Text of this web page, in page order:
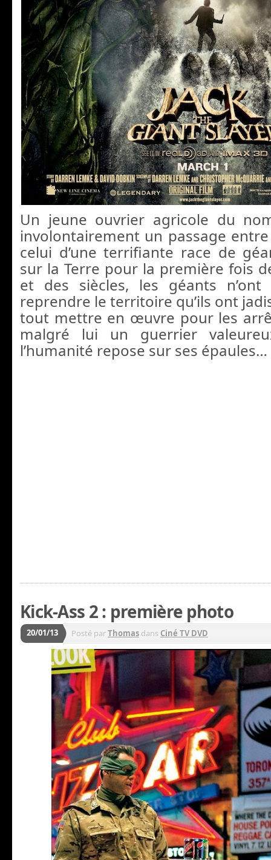
Un jeune ouvrier agricole du
involontairement un passage
celui d’une terrifiante race de
sur la Terre pour la première fois
et des siècles, les géants n’ont
reprendre le territoire qu’ils ont
tout mettre en œuvre pour les
malgré lui un guerrier
l’humanité repose sur ses épaules…
Kick-Ass 2 : première photo
20/01/13 Posté parThomas dans Ciné TV DVD